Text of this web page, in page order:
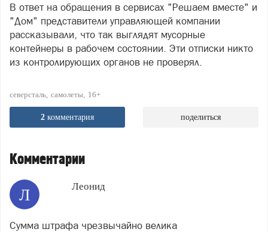
В ответ на обращения в сервисах "Решаем вместе" и
"Дом" представители управляющей компании
рассказывали, что так выглядят мусорные
контейнеры в рабочем состоянии. Эти отписки никто
из контролирующих органов не проверял.
северсталь самолеты 16+
2 комментария поделиться
Комментарии
Л Леонид
Сумма штрафа чрезвычайно велика